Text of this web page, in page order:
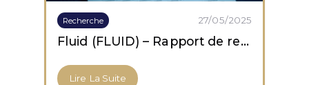
Recherche 27/05/2025
Fluid (FLUID) – Rapport de recherche
Lire La Suite